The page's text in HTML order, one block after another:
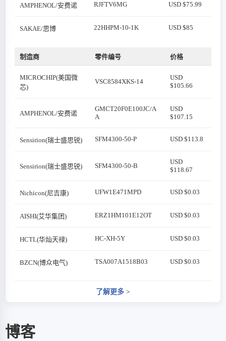
AMPHENOL/安费诺 RJFTV6MG USD $75.99
SAKAE/思博 22HHPM-10-1K USD $85
制造商 零件编号 价格
MICROCHIP(美国微
芯)
VSC8584XKS-14
USD
$105.66
AMPHENOL/安费诺
GMCT20F0E100JC/A
A
USD
$107.15
Sensirion(瑞士盛思锐) SFM4300-50-P USD $113.8
Sensirion(瑞士盛思锐) SFM4300-50-B
USD
$118.67
Nichicon(尼吉康) UFW1E471MPD USD $0.03
AISHI(艾华集团) ERZ1HM101E12OT USD $0.03
HCTL(华灿天禄) HC-XH-5Y USD $0.03
BZCN(博众电气) TSA007A1518B03 USD $0.03
了解更多 >
博客